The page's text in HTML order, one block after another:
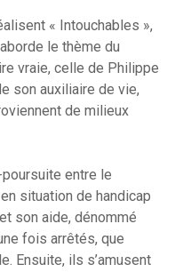
« Intouchables »,
le thème du
vraie, celle de Philippe
son auxiliaire de vie,
de milieux
entre le
situation de handicap
son aide, dénommé
fois arrêtés, que
Ensuite, ils s’amusent